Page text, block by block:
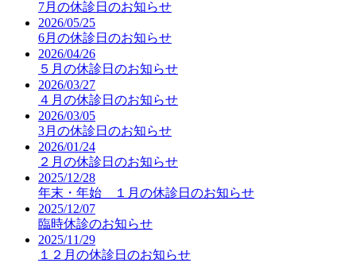
7月の休診日のお知らせ
2026/05/25
6月の休診日のお知らせ
2026/04/26
５月の休診日のお知らせ
2026/03/27
４月の休診日のお知らせ
2026/03/05
3月の休診日のお知らせ
2026/01/24
２月の休診日のお知らせ
2025/12/28
年末・年始 １月の休診日のお知らせ
2025/12/07
臨時休診のお知らせ
2025/11/29
１２月の休診日のお知らせ